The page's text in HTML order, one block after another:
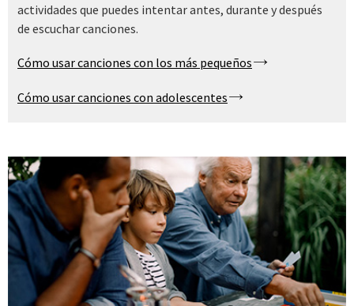
actividades que puedes intentar antes, durante y después
de escuchar canciones.
Cómo usar canciones con los más pequeños
Cómo usar canciones con adolescentes